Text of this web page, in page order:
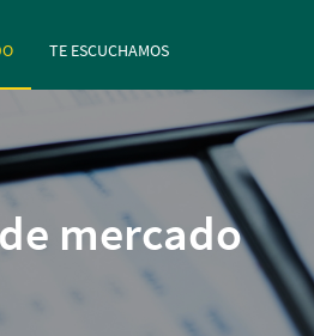
TE ESCUCHAMOS
mercado